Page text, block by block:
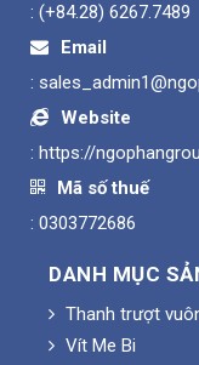
: (+84.28) 6267.7489
Email
:
Website
: https://
Mã số thuế
: 0303772686
DANH MỤC
Thanh trượt
Vít Me Bi